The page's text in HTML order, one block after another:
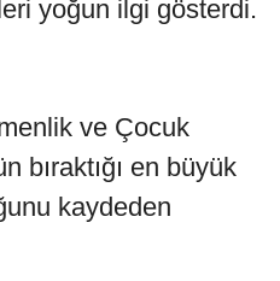
yoğun ilgi gösterdi.
ve Çocuk
bıraktığı en büyük
kaydeden